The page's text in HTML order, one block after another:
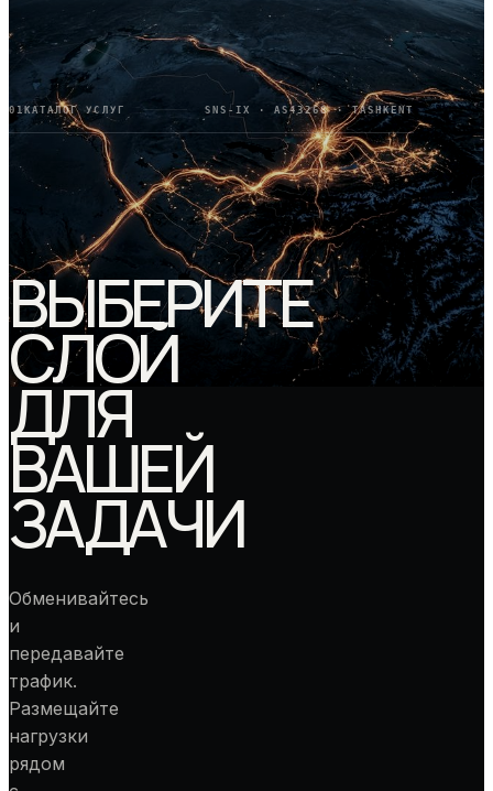
01КАТАЛОГ УСЛУГ SNS-IX · AS43268 · TASHKENT
ВЫБЕРИТЕ
СЛОЙ
ДЛЯ
ВАШЕЙ
ЗАДАЧИ
Обменивайтесь
и
передавайте
трафик.
Размещайте
нагрузки
рядом